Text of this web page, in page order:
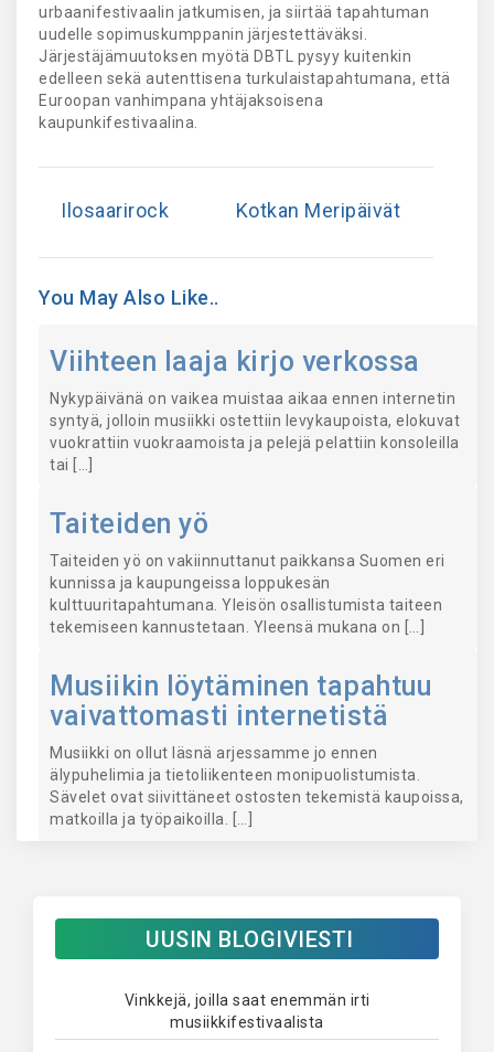
urbaanifestivaalin jatkumisen, ja siirtää tapahtuman
uudelle sopimuskumppanin järjestettäväksi.
Järjestäjämuutoksen myötä DBTL pysyy kuitenkin
edelleen sekä autenttisena turkulaistapahtumana, että
Euroopan vanhimpana yhtäjaksoisena
kaupunkifestivaalina.
Ilosaarirock Kotkan Meripäivät
You May Also Like..
Viihteen laaja kirjo verkossa
Nykypäivänä on vaikea muistaa aikaa ennen internetin
syntyä, jolloin musiikki ostettiin levykaupoista, elokuvat
vuokrattiin vuokraamoista ja pelejä pelattiin konsoleilla
tai […]
Taiteiden yö
Taiteiden yö on vakiinnuttanut paikkansa Suomen eri
kunnissa ja kaupungeissa loppukesän
kulttuuritapahtumana. Yleisön osallistumista taiteen
tekemiseen kannustetaan. Yleensä mukana on […]
Musiikin löytäminen tapahtuu
vaivattomasti internetistä
Musiikki on ollut läsnä arjessamme jo ennen
älypuhelimia ja tietoliikenteen monipuolistumista.
Sävelet ovat siivittäneet ostosten tekemistä kaupoissa,
matkoilla ja työpaikoilla. […]
UUSIN BLOGIVIESTI
Vinkkejä, joilla saat enemmän irti
musiikkifestivaalista